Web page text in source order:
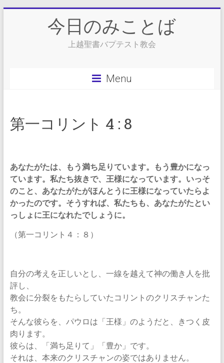
今日のみことば
上越聖書バプテスト教会
Menu
第一コリント 4 : 8
あなたがたは、もう満ち足りています。もう豊かになっ
ています。私たち抜きで、王様になっています。いっそ
のこと、あなたがたがほんとうに王様になっていたらよ
かったのです。そうすれば、私たちも、あなたがたとい
っしょに王になれたでしょうに。
（第一コリント４：８）
自分の考えを正しいとし、一線を越えて神の働き人を批
評し、
教会に分裂をもたらしていたコリントのクリスチャンた
ち。
そんな彼らを、パウロは「王様」のようだと、きつく皮
肉ります。
彼らは、「満ち足りて」「豊か」です。
それは、本来のクリスチャンの姿ではありません。